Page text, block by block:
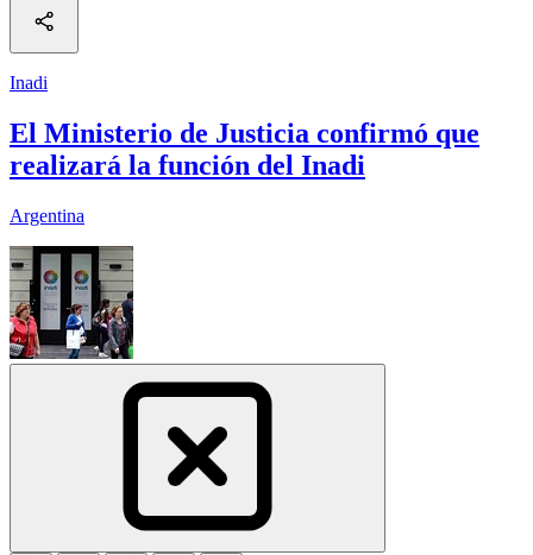
Inadi
El Ministerio de Justicia confirmó que
realizará la función del Inadi
Argentina